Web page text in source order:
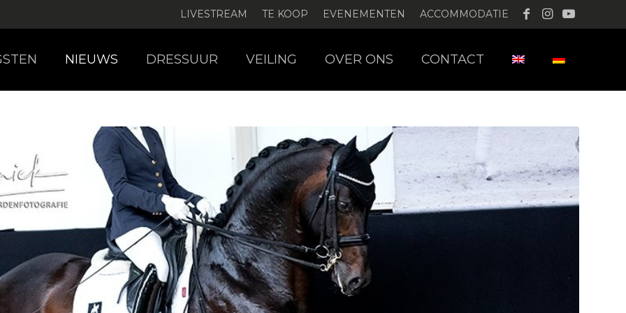
LIVESTREAM TE KOOP EVENEMENTEN ACCOMMODATIE
NIEUWS DRESSUUR VEILING OVER ONS CONTACT